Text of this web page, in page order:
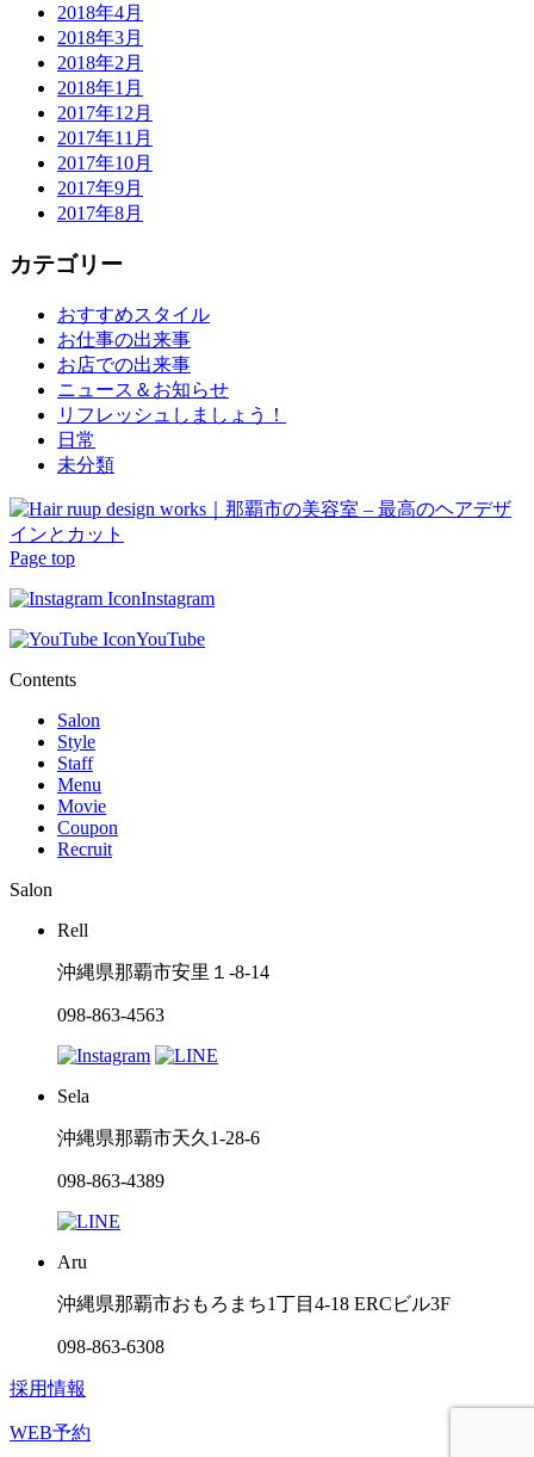
2018年4月
2018年3月
2018年2月
2018年1月
2017年12月
2017年11月
2017年10月
2017年9月
2017年8月
カテゴリー
おすすめスタイル
お仕事の出来事
お店での出来事
ニュース＆お知らせ
リフレッシュしましょう！
日常
未分類
Page top
Instagram
YouTube
Contents
Salon
Style
Staff
Menu
Movie
Coupon
Recruit
Salon
Rell
沖縄県那覇市安里１-8-14
098-863-4563
Sela
沖縄県那覇市天久1-28-6
098-863-4389
Aru
沖縄県那覇市おもろまち1丁目4-18 ERCビル3F
098-863-6308
採用情報
WEB予約